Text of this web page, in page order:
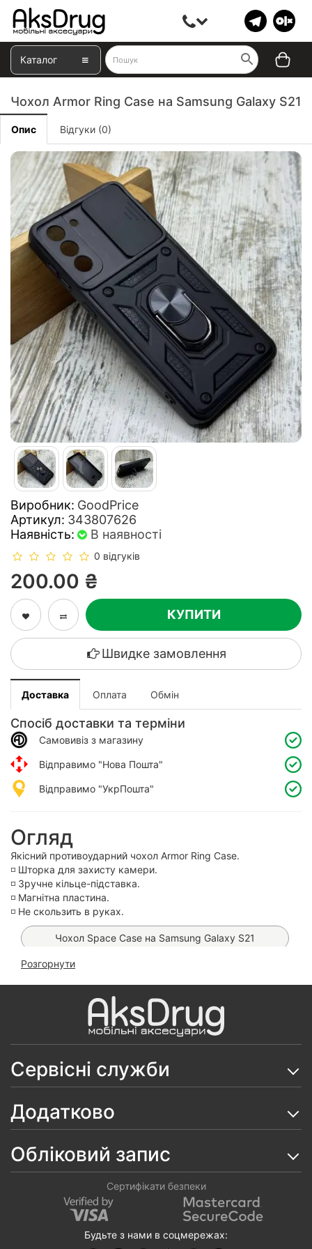
Каталог
Чохол Armor Ring Case на Samsung Galaxy S21
Опис Відгуки (0)
Виробник: GoodPrice
Артикул: 343807626
Наявність:
В наявності
0 відгуків
200.00 ₴
КУПИТИ
Швидке замовлення
Доставка Оплата Обмін
Спосіб доставки та терміни
Самовивіз з магазину
Відправимо "Нова Пошта"
Відправимо "УкрПошта"
Огляд
Якісний противоударний чохол Armor Ring Case.
◽️ Шторка для захисту камери.
◽️ Зручне кільце-підставка.
◽️ Магнітна пластина.
◽️ Не скользить в руках.
Чохол Space Case на Samsung Galaxy S21
Чохол Clear Metal MagSafe на Samsung Galaxy S21
Чохол книжка Classic на Samsung Galaxy S21
Чохол Matt Case на Samsung Galaxy S21
Чохол Silicone Cover на Samsung Galaxy S21
Чохол Matt Ring на Samsung Galaxy S21
Чохол Carbon TPU на Samsung Galaxy S21
Матова гідрогелева плівка Proove Lite Matte (на всі
телефони)
Розгорнути
Сервісні служби
Додатково
Обліковий запис
Сертифікати безпеки
Будьте з нами в соцмережах: